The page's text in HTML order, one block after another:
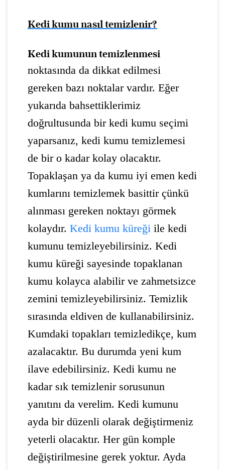
Kedi kumu nasıl temizlenir?
Kedi kumunun temizlenmesi
noktasında da dikkat edilmesi
gereken bazı noktalar vardır. Eğer
yukarıda bahsettiklerimiz
doğrultusunda bir kedi kumu seçimi
yaparsanız, kedi kumu temizlemesi
de bir o kadar kolay olacaktır.
Topaklaşan ya da kumu iyi emen kedi
kumlarını temizlemek basittir çünkü
alınması gereken noktayı görmek
kolaydır. Kedi kumu küreği ile kedi
kumunu temizleyebilirsiniz. Kedi
kumu küreği sayesinde topaklanan
kumu kolayca alabilir ve zahmetsizce
zemini temizleyebilirsiniz. Temizlik
sırasında eldiven de kullanabilirsiniz.
Kumdaki topakları temizledikçe, kum
azalacaktır. Bu durumda yeni kum
ilave edebilirsiniz. Kedi kumu ne
kadar sık temizlenir sorusunun
yanıtını da verelim. Kedi kumunu
ayda bir düzenli olarak değiştirmeniz
yeterli olacaktır. Her gün komple
değiştirilmesine gerek yoktur. Ayda